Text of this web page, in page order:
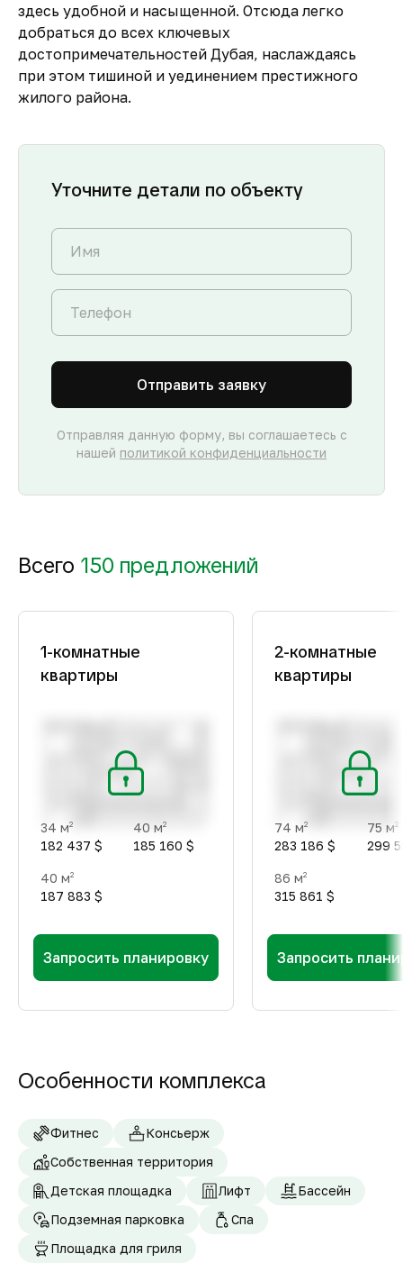
здесь удобной и насыщенной. Отсюда легко
добраться до всех ключевых
достопримечательностей Дубая, наслаждаясь
при этом тишиной и уединением престижного
жилого района.
Уточните детали по объекту
Отправить заявку
Отправляя данную форму, вы соглашаетесь с
нашей политикой конфиденциальности
Всего 150 предложений
1-комнатные
квартиры
34 м2
182 437 $
40 м2
185 160 $
40 м2
187 883 $
Запросить планировку
2-комнатные
квартиры
74 м2
283 186 $
75 м2
299
86 м2
315 861 $
Запросить
Особенности комплекса
Фитнес
Консьерж
Собственная территория
Детская площадка
Лифт
Бассейн
Подземная парковка
Спа
Площадка для гриля